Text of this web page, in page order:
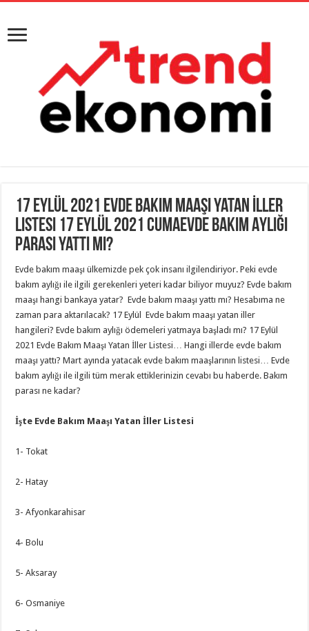
17 Eylül 2021 Evde Bakım Maaşı Yatan İller
Listesi 17 Eylül 2021 CumaEvde Bakım Aylığı
Parası Yattı Mı?
Evde bakım maaşı ülkemizde pek çok insanı ilgilendiriyor. Peki evde
bakım aylığı ile ilgili gerekenleri yeteri kadar biliyor muyuz? Evde bakım
maaşı hangi bankaya yatar? Evde bakım maaşı yattı mı? Hesabıma ne
zaman para aktarılacak? 17 Eylül Evde bakım maaşı yatan iller
hangileri? Evde bakım aylığı ödemeleri yatmaya başladı mı? 17 Eylül
2021 Evde Bakım Maaşı Yatan İller Listesi… Hangi illerde evde bakım
maaşı yattı? Mart ayında yatacak evde bakım maaşlarının listesi… Evde
bakım aylığı ile ilgili tüm merak ettiklerinizin cevabı bu haberde. Bakım
parası ne kadar?
İşte Evde Bakım Maaşı Yatan İller Listesi
1- Tokat
2- Hatay
3- Afyonkarahisar
4- Bolu
5- Aksaray
6- Osmaniye